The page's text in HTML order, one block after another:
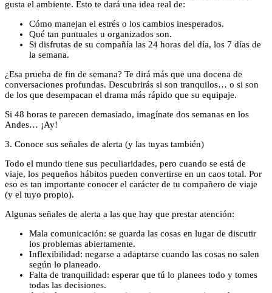
gusta el ambiente. Esto te dará una idea real de:
Cómo manejan el estrés o los cambios inesperados.
Qué tan puntuales u organizados son.
Si disfrutas de su compañía las 24 horas del día, los 7 días de
la semana.
¿Esa prueba de fin de semana? Te dirá más que una docena de
conversaciones profundas. Descubrirás si son tranquilos… o si son
de los que desempacan el drama más rápido que su equipaje.
Si 48 horas te parecen demasiado, imagínate dos semanas en los
Andes… ¡Ay!
3. Conoce sus señales de alerta (y las tuyas también)
Todo el mundo tiene sus peculiaridades, pero cuando se está de
viaje, los pequeños hábitos pueden convertirse en un caos total. Por
eso es tan importante conocer el carácter de tu compañero de viaje
(y el tuyo propio).
Algunas señales de alerta a las que hay que prestar atención:
Mala comunicación: se guarda las cosas en lugar de discutir
los problemas abiertamente.
Inflexibilidad: negarse a adaptarse cuando las cosas no salen
según lo planeado.
Falta de tranquilidad: esperar que tú lo planees todo y tomes
todas las decisiones.